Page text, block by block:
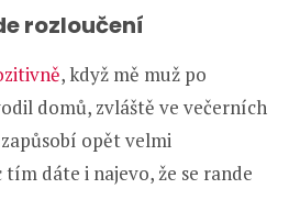
rozloučení
, když mě muž po
domů, zvláště ve večerních
opět velmi
dáte i najevo, že se rande